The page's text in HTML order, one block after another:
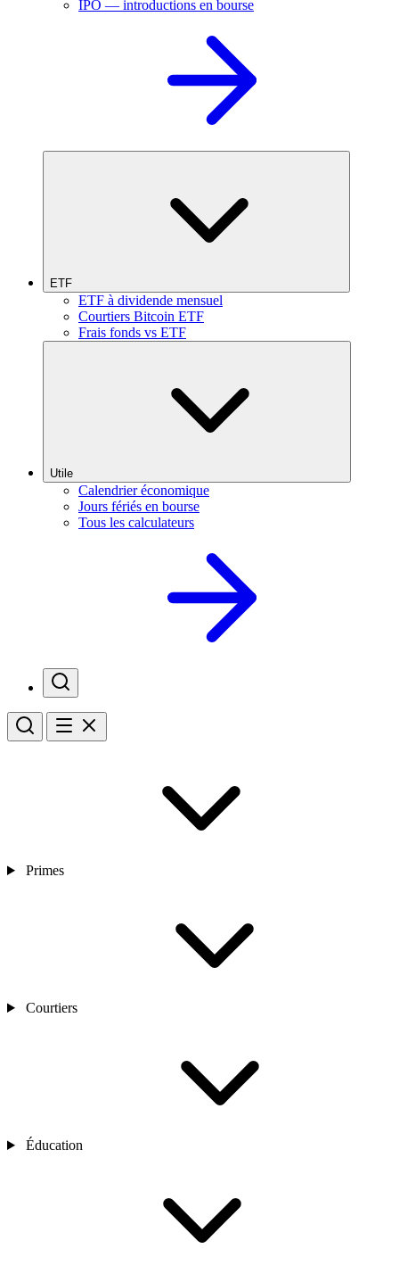
IPO — introductions en bourse
ETF
ETF à dividende mensuel
Courtiers Bitcoin ETF
Frais fonds vs ETF
Utile
Calendrier économique
Jours fériés en bourse
Tous les calculateurs
Primes
Courtiers
Éducation